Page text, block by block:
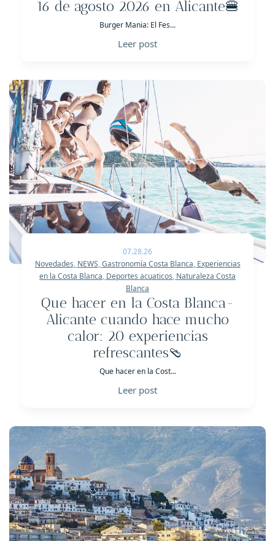
16 de agosto 2026 en Alicante🍔
Burger Mania: El Fes...
Leer post
07.28.26
Novedades, NEWS,Gastronomía Costa Blanca, Experiencias
en la Costa Blanca, Deportes acuaticos, Naturaleza Costa
Blanca
Que hacer en la Costa Blanca-
Alicante cuando hace mucho
calor: 20 experiencias
refrescantes🩴
Que hacer en la Cost...
Leer post